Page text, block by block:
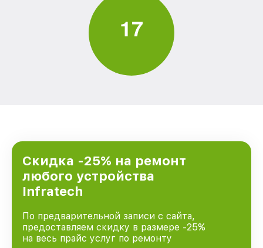
17
Скидка -25% на ремонт
любого устройства
Infratech
По предварительной записи с сайта,
предоставляем скидку в размере -25%
на весь прайс услуг по ремонту